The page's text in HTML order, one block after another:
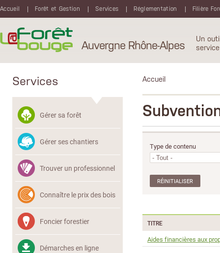
Accueil
Forêt et Gestion Services Réglementation Filière
Auvergne Rhône-Alpes
Un
Services
Gérer sa forêt
Gérer ses chantiers
Trouver un professionnel
Connaître le prix des bois
Foncier forestier
Démarches en ligne
Accueil
Type de contenu
TITRE
Aides financières aux